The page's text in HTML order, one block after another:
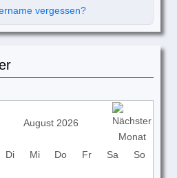
vergessen?
August 2026
Di Mi Do Fr Sa So